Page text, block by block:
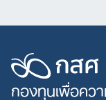
กองทุนเพื่อคว